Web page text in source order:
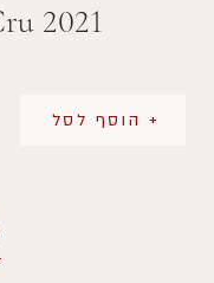
2021
+ הוסף לסל